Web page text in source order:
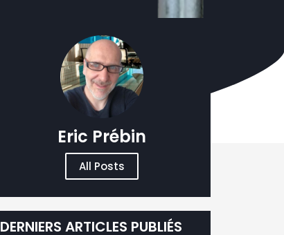
Eric Prébin
All Posts
DERNIERS ARTICLES PUBLIÉS